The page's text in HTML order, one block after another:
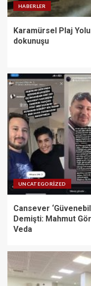
HABERLER
Karamürsel Plaj
dokunuşu
UNCATEGORIZED
Cansever
Demişti: Mahmut
Veda